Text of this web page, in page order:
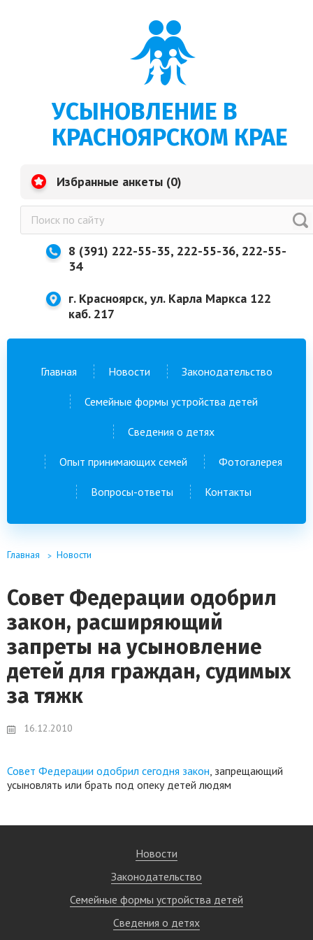
УСЫНОВЛЕНИЕ В
КРАСНОЯРСКОМ КРАЕ
Избранные анкеты (0)
8 (391) 222-55-35, 222-55-36, 222-55-
34
г. Красноярск, ул. Карла Маркса 122
каб. 217
Главная Новости Законодательство
Семейные формы устройства детей
Сведения о детях
Опыт принимающих семей Фотогалерея
Вопросы-ответы Контакты
Главная Новости
Совет Федерации одобрил
закон, расширяющий
запреты на усыновление
детей для граждан, судимых
за тяжк
16.12.2010
Совет Федерации одобрил сегодня закон, запрещающий
усыновлять или брать под опеку детей людям
Новости
Законодательство
Семейные формы устройства детей
Сведения о детях